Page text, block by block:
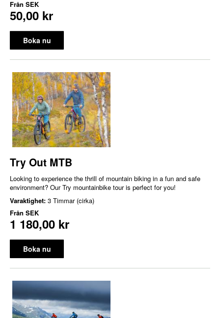
Från SEK
50,00 kr
Boka nu
Try Out MTB
Looking to experience the thrill of mountain biking in a fun and safe
environment? Our Try mountainbike tour is perfect for you!
Varaktighet: 3 Timmar (cirka)
Från SEK
1 180,00 kr
Boka nu